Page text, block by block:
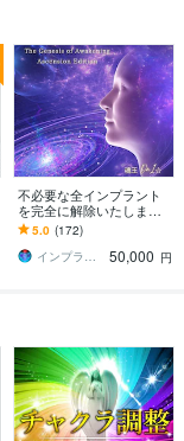
不必要な全インプラント
を完全に解除いたします
インプラント全解除創始
者 × 魂の解放・カルマ浄
化・能力開花
5.0 (172)
インプラント全解除創始者｜魂王DaI⭐︎
50,000 円